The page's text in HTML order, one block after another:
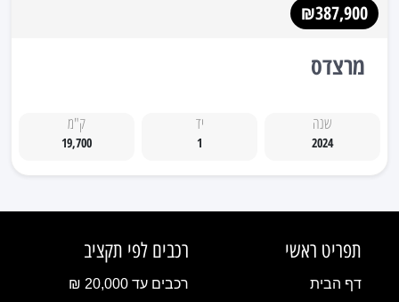
₪387,900
מרצדס
שנה
2024
יד
1
ק"מ
19,700
תפריט ראשי
דף הבית
רכבים לפי תקציב
רכבים עד 20,000 ₪